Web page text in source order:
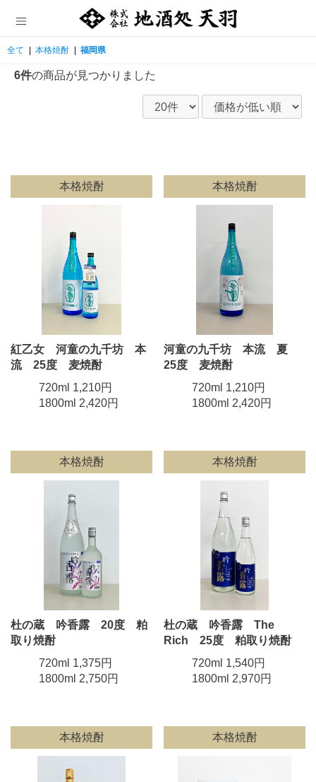
全て | 本格焼酎 | 福岡県
6件の商品が見つかりました
本格焼酎
紅乙女 河童の九千坊 本
流 25度 麦焼酎
720ml 1,210円
1800ml 2,420円
本格焼酎
河童の九千坊 本流 夏
25度 麦焼酎
720ml 1,210円
1800ml 2,420円
本格焼酎
杜の蔵 吟香露 20度 粕
取り焼酎
720ml 1,375円
1800ml 2,750円
本格焼酎
杜の蔵 吟香露 The
Rich 25度 粕取り焼酎
720ml 1,540円
1800ml 2,970円
本格焼酎 本格焼酎